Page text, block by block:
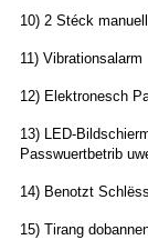
10) 2 Stéck
11) Vibrationsalarm
12) Elektronesch
13) LED-
Passwuertbetrib
14) Benotzt
15) Tirang